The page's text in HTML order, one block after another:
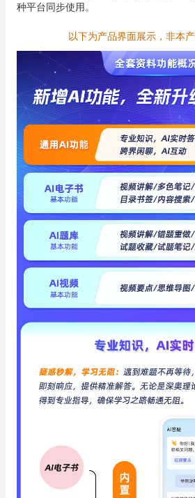
种平台同步使用。
以下为产品界面展示，非本